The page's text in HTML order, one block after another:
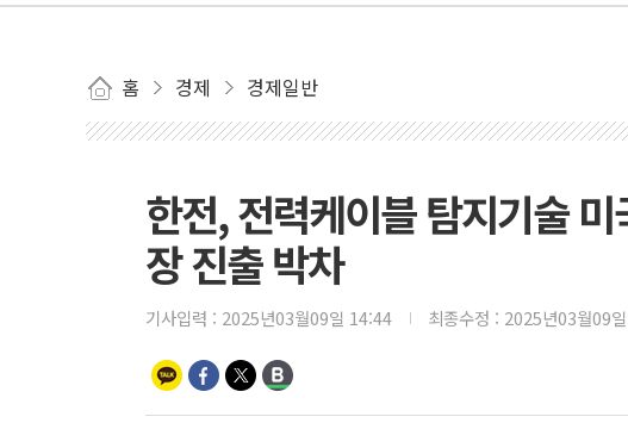
홈 경제 경제일반
한전, 전력케이블 탐지기술
장 진출 박차
기사입력 : 2025년03월09일 14:44 최종수정 : 2025년03월09